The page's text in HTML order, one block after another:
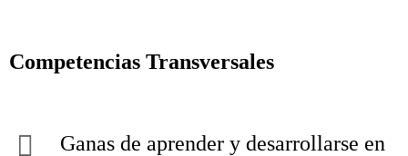
Competencias Transversales
Ganas de aprender y desarrollarse en